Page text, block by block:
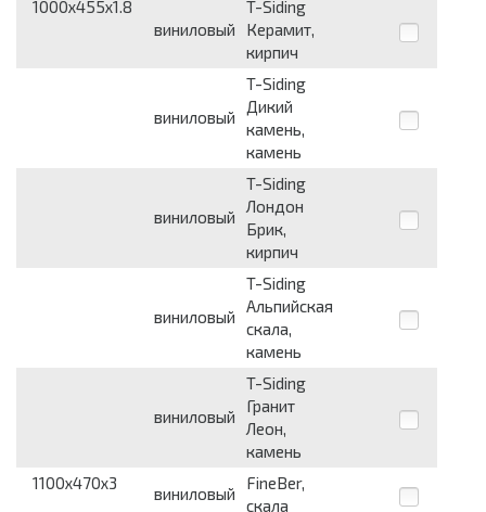
1000x455x1.8
виниловый
T-Siding
Керамит,
кирпич
виниловый
T-Siding
Дикий
камень,
камень
виниловый
T-Siding
Лондон
Брик,
кирпич
виниловый
T-Siding
Альпийская
скала,
камень
виниловый
T-Siding
Гранит
Леон,
камень
1100x470x3
виниловый
FineBer,
скала